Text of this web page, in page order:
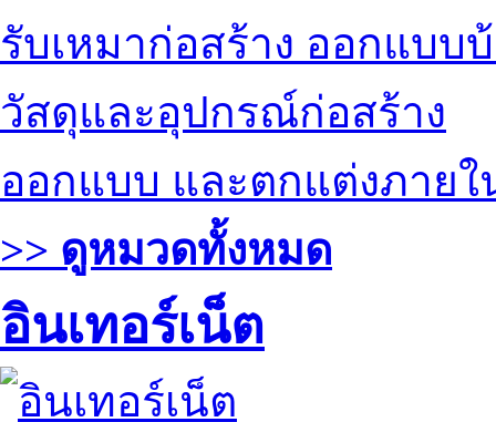
รับเหมาก่อสร้าง ออกแบบ
วัสดุและอุปกรณ์ก่อสร้าง
ออกแบบ และตกแต่งภายใ
>> ดูหมวดทั้งหมด
อินเทอร์เน็ต